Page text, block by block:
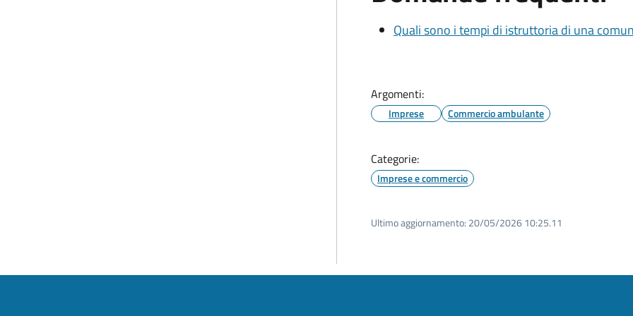
Quali sono i tempi di istruttoria di una
Argomenti:
Imprese Commercio ambulante
Categorie:
Imprese e commercio
Ultimo aggiornamento: 20/05/2026 10:25.11